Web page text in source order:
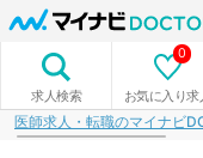
求人検索 お気に入り求
0
医師求人・転職のマイナビ